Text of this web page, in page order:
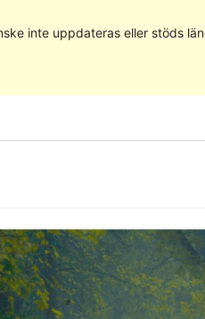
inte uppdateras eller stöds